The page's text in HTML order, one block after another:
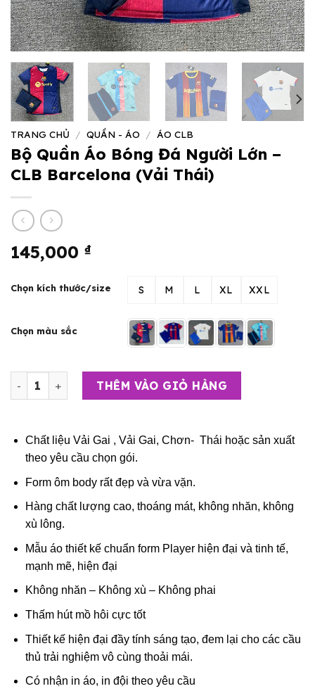
TRANG CHỦ / QUẦN - ÁO / ÁO CLB
Bộ Quần Áo Bóng Đá Người Lớn –
CLB Barcelona (Vải Thái)
145,000 ₫
Chọn kích thước/size S M L XL XXL
Chọn màu sắc
Bộ Quần Áo Bóng Đá Người Lớn - CLB Barcelona (Vải
THÊM VÀO GIỎ HÀNG
Chất liệu Vải Gai , Vải Gai, Chơn- Thái hoặc sản xuất
theo yêu cầu chọn gói.
Form ôm body rất đẹp và vừa vặn.
Hàng chất lượng cao, thoáng mát, không nhăn, không
xù lông.
Mẫu áo thiết kế chuẩn form Player hiện đại và tinh tế,
mạnh mẽ, hiện đại
Không nhăn – Không xù – Không phai
Thấm hút mồ hôi cực tốt
Thiết kế hiện đại đầy tính sáng tạo, đem lại cho các cầu
thủ trải nghiệm vô cùng thoải mái.
Có nhận in áo, in đội theo yêu cầu